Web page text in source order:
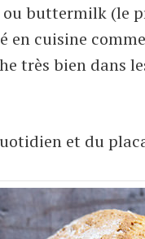
buttermilk (le
cuisine
très bien dans
et du